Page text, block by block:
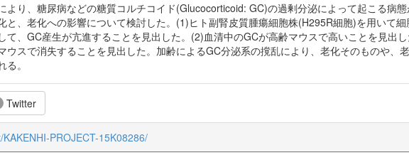
より、糖尿病などの糖質コルチコイド(Glucocorticoid: GC)の過剰分泌によって起こる病
と、老化への影響について検討した。(1)ヒト副腎皮質腫瘍細胞株(H295R細胞)を用いて
て、GC産生が亢進することを見出した。(2)血清中のGCが高齢マウスで高いことを見出
ウスで消失することを見出した。加齢によるGC分泌系の撹乱により、老化そのものや、
る。
Twitter
PROJECT-15K08286/